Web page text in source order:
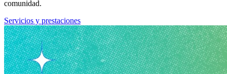
comunidad.
Servicios y prestaciones